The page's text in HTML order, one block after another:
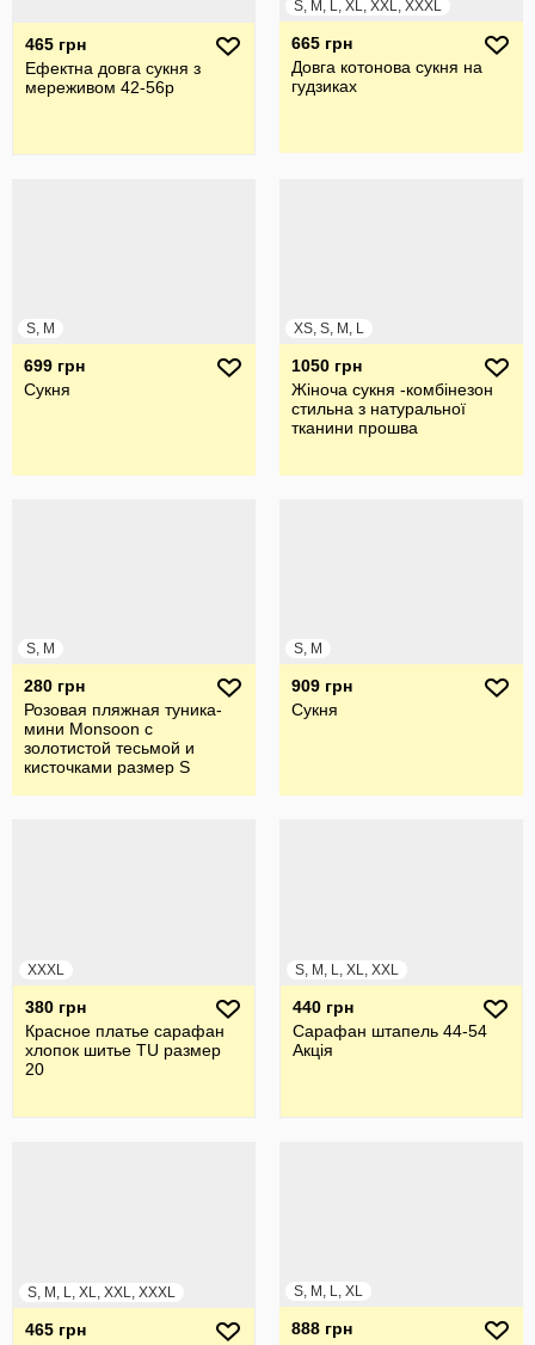
465 грн
Ефектна довга сукня з
мереживом 42-56р
S, M, L, XL, XXL, XXXL
665 грн
Довга котонова сукня на
гудзиках
S, M
699 грн
Сукня
XS, S, M, L
1050 грн
Жіноча сукня -комбінезон
стильна з натуральної
тканини прошва
S, M
280 грн
Розовая пляжная туника-
мини Monsoon с
золотистой тесьмой и
кисточками размер S
S, M
909 грн
Сукня
XXXL
380 грн
Красное платье сарафан
хлопок шитье TU размер
20
S, M, L, XL, XXL
440 грн
Сарафан штапель 44-54
Акція
S, M, L, XL, XXL, XXXL
465 грн
S, M, L, XL
888 грн